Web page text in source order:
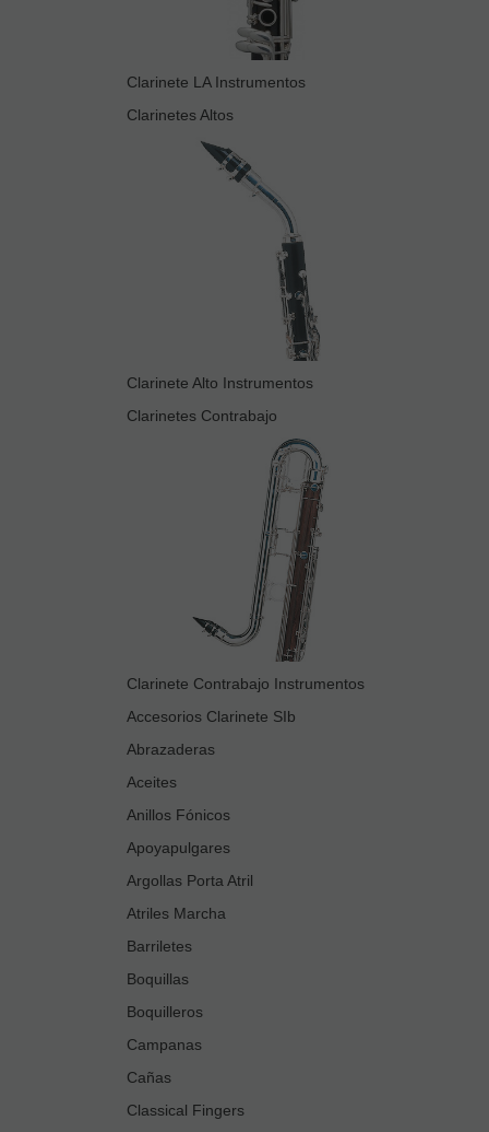
Clarinete LA Instrumentos
Clarinetes Altos
Clarinete Alto Instrumentos
Clarinetes Contrabajo
Clarinete Contrabajo Instrumentos
Accesorios Clarinete SIb
Abrazaderas
Aceites
Anillos Fónicos
Apoyapulgares
Argollas Porta Atril
Atriles Marcha
Barriletes
Boquillas
Boquilleros
Campanas
Cañas
Classical Fingers